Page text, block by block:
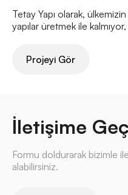
Tetay Yapı olarak,
yapılar üretmek ile kalmıyor,
Projeyi Gör
İletişime Geç
Formu doldurarak bizimle
alabilirsiniz.